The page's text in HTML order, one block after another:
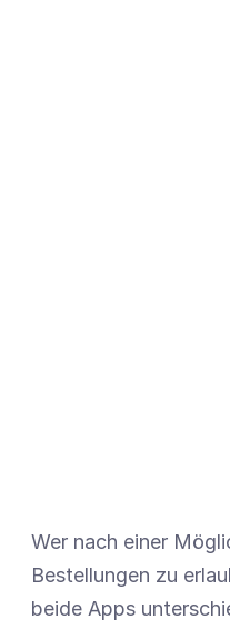
Wer nach einer
Bestellungen zu
beide Apps